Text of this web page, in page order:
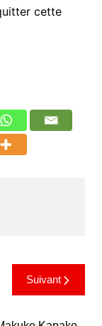
cette
Suivant